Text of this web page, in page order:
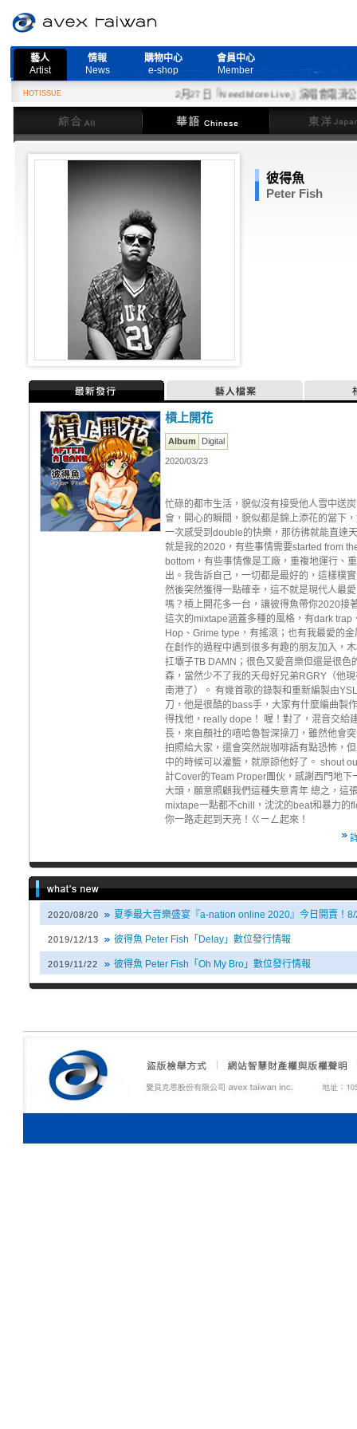
藝人
Artist
情報
News
購物中心
e-shop
會員中心
Member
HOTISSUE
2月27日『Need More Live』演唱會取消公告
綜合
華語 東洋
彼得魚
Peter Fish
最新發行 藝人檔案
槓上開花
Album Digital
2020/03/23
忙碌的都市生活，貌似沒有接受他人雪中送
會，開心的瞬間，貌似都是錦上添花的當下
一次感受到double的快樂，那彷彿就能直達
就是我的2020，有些事情需要started from
bottom，有些事情像是工廠，重複地運行、
出。我告訴自己，一切都是最好的，這樣樸
然後突然獲得一點確幸，這不就是現代人最
嗎？槓上開花多一台，讓彼得魚帶你2020接
這次的mixtape涵蓋多種的風格，有dark trap
Hop、Grime type，有搖滾；也有我最愛的金
在創作的過程中遇到很多有趣的朋友加入，
扛壩子TB DAMN；很色又愛音樂但還是很色
森，當然少不了我的天母好兄弟RGRY（他
南港了）。 有幾首歌的錄製和重新編製由
刀，他是很酷的bass手，大家有什麼編曲製
得找他，really dope！ 喔！對了，混音交給
長，來自顏社的嘻哈魯智深操刀，雖然他會
拍照給大家，還會突然說咖啡語有點恐怖，
中的時候可以灌籃，就原諒他好了。 shout
計Cover的Team Proper團伙，感謝西門地下
大頭，願意照顧我們這種失意青年 總之，這
mixtape一點都不chill，沈沈的beat和暴力的
你一路走起到天亮！ㄍㄧㄥ起來！
2020/08/20 夏季最大音樂盛宴『a-nation online 2020』今日開賣！
2019/12/13 彼得魚 Peter Fish「Delay」數位發行情報
2019/11/22 彼得魚 Peter Fish「Oh My Bro」數位發行情報